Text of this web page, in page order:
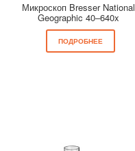
Микроскоп Bresser National
Geographic 40–640x
ПОДРОБНЕЕ